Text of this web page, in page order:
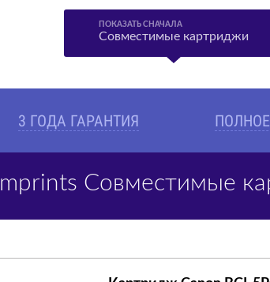
ПОКАЗАТЬ СНАЧАЛА
Совместимые картриджи
3 ГОДА ГАРАНТИЯ
Imprints Совместимые